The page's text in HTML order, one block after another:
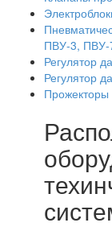
ПВУ-3, ПВУ-
Регулятор
Регулятор
Прожекторы